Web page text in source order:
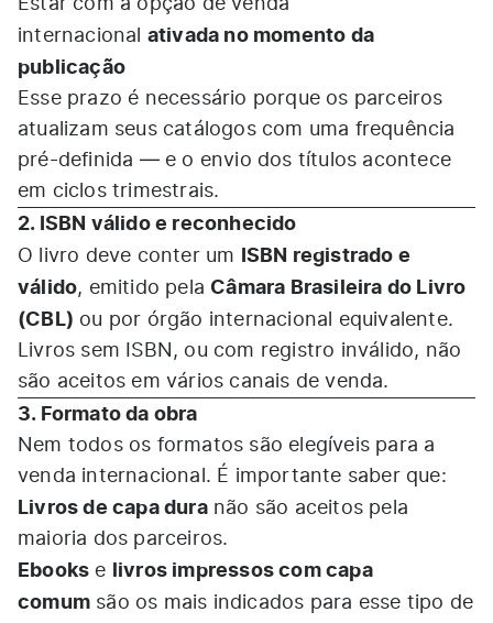
Estar com a opção de venda
internacional ativada no momento da
publicação
Esse prazo é necessário porque os parceiros
atualizam seus catálogos com uma frequência
pré-definida — e o envio dos títulos acontece
em ciclos trimestrais.
2. ISBN válido e reconhecido
O livro deve conter um ISBN registrado e
válido, emitido pela Câmara Brasileira do Livro
(CBL) ou por órgão internacional equivalente.
Livros sem ISBN, ou com registro inválido, não
são aceitos em vários canais de venda.
3. Formato da obra
Nem todos os formatos são elegíveis para a
venda internacional. É importante saber que:
Livros de capa duranão são aceitos pela
maioria dos parceiros.
Ebooks e livros impressos com capa
comum são os mais indicados para esse tipo de